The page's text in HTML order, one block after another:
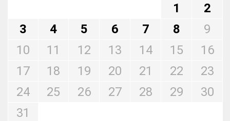
1
2
3
4 5 6 7 8
9
10
11 12 13 14 15
16
17
18 19 20 21 22
23
24
25 26 27 28 29
30
31